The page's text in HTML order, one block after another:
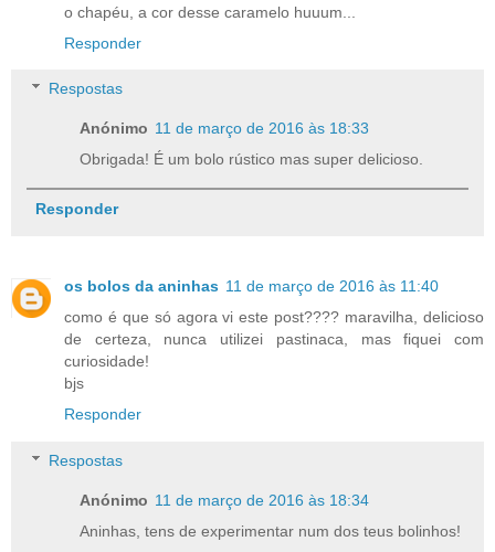
o chapéu, a cor desse caramelo huuum...
Responder
Respostas
Anónimo 11 de março de 2016 às 18:33
Obrigada! É um bolo rústico mas super delicioso.
Responder
os bolos da aninhas 11 de março de 2016 às 11:40
como é que só agora vi este post???? maravilha, delicioso
de certeza, nunca utilizei pastinaca, mas fiquei com
curiosidade!
bjs
Responder
Respostas
Anónimo 11 de março de 2016 às 18:34
Aninhas, tens de experimentar num dos teus bolinhos!